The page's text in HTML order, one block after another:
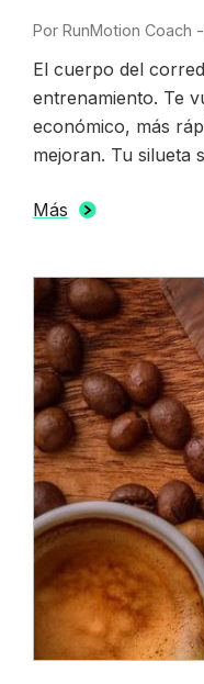
Por RunMotion Coach -
El cuerpo del
entrenamiento. Te
económico, más
mejoran. Tu silueta
Más